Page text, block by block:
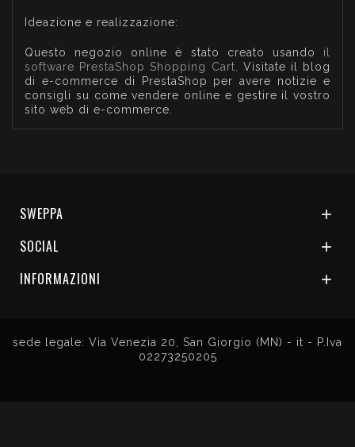
Ideazione e realizzazione:
Questo negozio online è stato creato usando il
software PrestaShop Shopping Cart . Visitate il blog
di e-commerce di PrestaShop per avere notizie e
consigli su come vendere online e gestire il vostro
sito web di e-commerce.
SWEPPA 
SOCIAL 
INFORMAZIONI 
sede legale: Via Venezia 20, San Giorgio (MN) - it - P.Iva
02273250205